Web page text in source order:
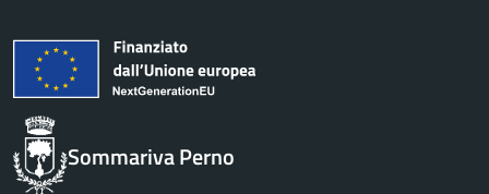
Sommariva Perno